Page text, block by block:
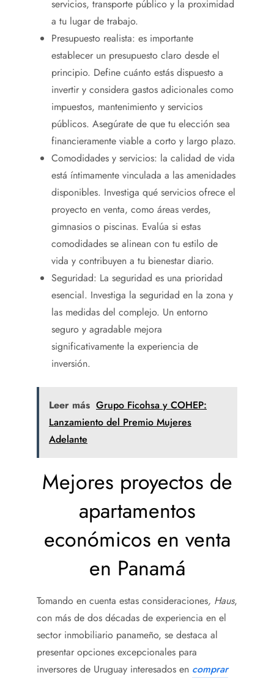
servicios, transporte público y la proximidad
a tu lugar de trabajo.
Presupuesto realista: es importante
establecer un presupuesto claro desde el
principio. Define cuánto estás dispuesto a
invertir y considera gastos adicionales como
impuestos, mantenimiento y servicios
públicos. Asegúrate de que tu elección sea
financieramente viable a corto y largo plazo.
Comodidades y servicios: la calidad de vida
está íntimamente vinculada a las amenidades
disponibles. Investiga qué servicios ofrece el
proyecto en venta, como áreas verdes,
gimnasios o piscinas. Evalúa si estas
comodidades se alinean con tu estilo de
vida y contribuyen a tu bienestar diario.
Seguridad: La seguridad es una prioridad
esencial. Investiga la seguridad en la zona y
las medidas del complejo. Un entorno
seguro y agradable mejora
significativamente la experiencia de
inversión.
Leer más Grupo Ficohsa y COHEP:
Lanzamiento del Premio Mujeres
Adelante
Mejores proyectos de
apartamentos
económicos en venta
en Panamá
Tomando en cuenta estas consideraciones, Haus,
con más de dos décadas de experiencia en el
sector inmobiliario panameño, se destaca al
presentar opciones excepcionales para
inversores de Uruguay interesados en comprar